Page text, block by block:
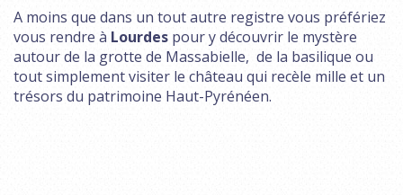
A moins que dans un tout autre registre vous préfériez
vous rendre à Lourdes pour y découvrir le mystère
autour de la grotte de Massabielle, de la basilique ou
tout simplement visiter le château qui recèle mille et un
trésors du patrimoine Haut-Pyrénéen.